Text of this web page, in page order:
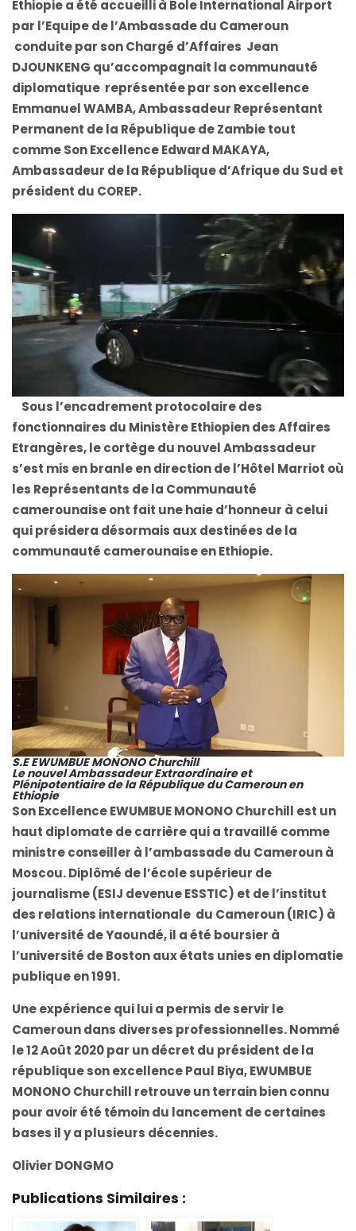
Ethiopie a été accueilli à Bole International Airport
par l’Equipe de l’Ambassade du Cameroun
conduite par son Chargé d’Affaires Jean
DJOUNKENG qu’accompagnait la communauté
diplomatique représentée par son excellence
Emmanuel WAMBA, Ambassadeur Représentant
Permanent de la République de Zambie tout
comme Son Excellence Edward MAKAYA,
Ambassadeur de la République d’Afrique du Sud et
président du COREP.
Sous l’encadrement protocolaire des
fonctionnaires du Ministère Ethiopien des Affaires
Etrangères, le cortège du nouvel Ambassadeur
s’est mis en branle en direction de l’Hôtel Marriot où
les Représentants de la Communauté
camerounaise ont fait une haie d’honneur à celui
qui présidera désormais aux destinées de la
communauté camerounaise en Ethiopie.
S.E EWUMBUE MONONO Churchill
Le nouvel Ambassadeur Extraordinaire et
Plénipotentiaire de la République du Cameroun en
Ethiopie
Son Excellence EWUMBUE MONONO Churchill est un
haut diplomate de carrière qui a travaillé comme
ministre conseiller à l’ambassade du Cameroun à
Moscou. Diplômé de l’école supérieur de
journalisme (ESIJ devenue ESSTIC) et de l’institut
des relations internationale du Cameroun (IRIC) à
l’université de Yaoundé, il a été boursier à
l’université de Boston aux états unies en diplomatie
publique en 1991.
Une expérience qui lui a permis de servir le
Cameroun dans diverses professionnelles. Nommé
le 12 Août 2020 par un décret du président de la
république son excellence Paul Biya, EWUMBUE
MONONO Churchill retrouve un terrain bien connu
pour avoir été témoin du lancement de certaines
bases il y a plusieurs décennies.
Olivier DONGMO
Publications Similaires :